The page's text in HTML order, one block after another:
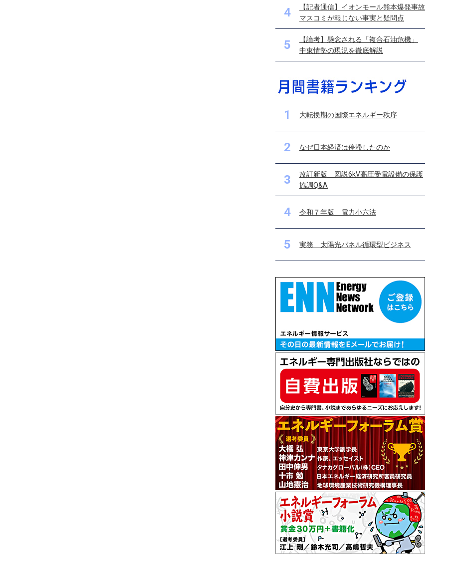
4
【記者通信】イオンモール熊本爆発事故
マスコミが報じない事実と疑問点
5
【論考】懸念される「複合石油危機」
中東情勢の現況を徹底解説
1 大転換期の国際エネルギー秩序
2 なぜ日本経済は停滞したのか
3
改訂新版 図説6kV高圧受電設備の保護
協調Q&A
4 令和７年版 電力小六法
5 実務 太陽光パネル循環型ビジネス